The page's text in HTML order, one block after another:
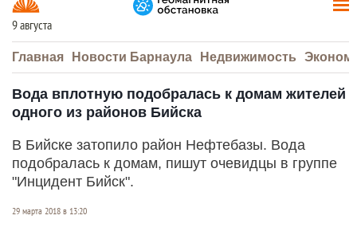
9 августа
Главная Новости Барнаула Недвижимость
Вода вплотную подобралась к домам жителей
одного из районов Бийска
В Бийске затопило район Нефтебазы. Вода
подобралась к домам, пишут очевидцы в группе
"Инцидент Бийск".
29 марта 2018 в 13:20